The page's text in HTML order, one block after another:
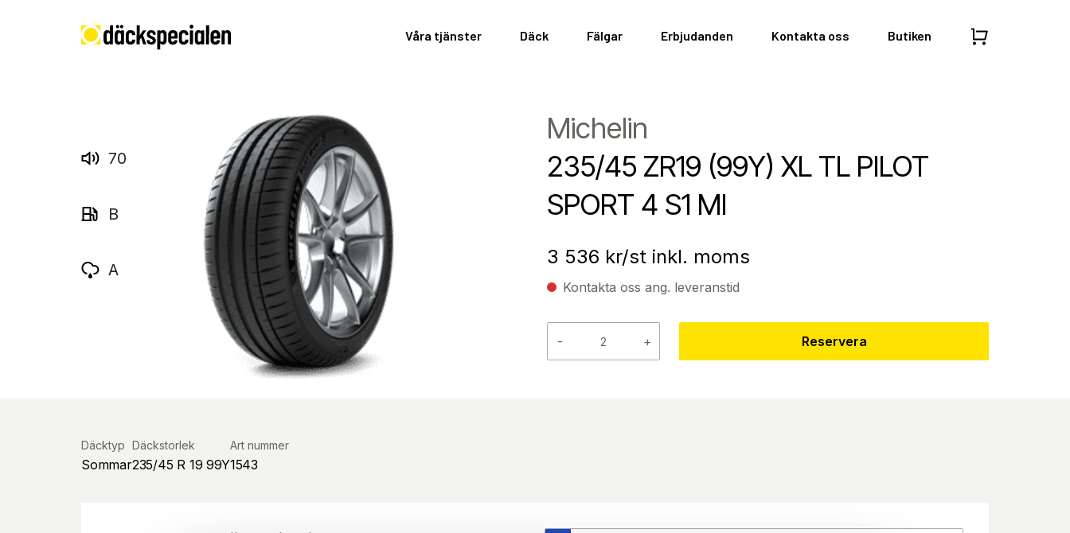
Våra tjänster Däck Fälgar Erbjudanden Kontakta oss Butiken
70
B
A
Michelin
235/45 ZR19 (99Y) XL TL PILOT
SPORT 4 S1 MI
3 536 kr/st inkl. moms
Kontakta oss ang. leveranstid
- + Reservera
Däcktyp
Sommar
Däckstorlek
235/45 R 19 99Y
Art nummer
1543